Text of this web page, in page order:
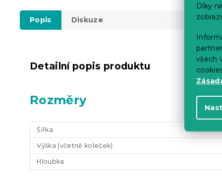
Díky
všech
Popis Diskuze
Detailní popis produktu
Rozměry
Šířka
Výška (včetně koleček)
Hloubka